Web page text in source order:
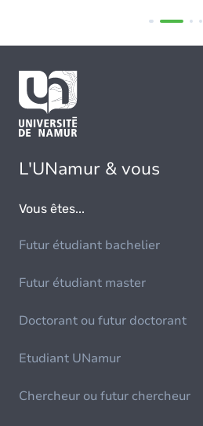
L'UNamur & vous
Vous êtes...
Futur étudiant bachelier
Futur étudiant master
Doctorant ou futur doctorant
Etudiant UNamur
Chercheur ou futur chercheur